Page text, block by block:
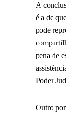
A
é a de
pode
pena de
Poder
Outro